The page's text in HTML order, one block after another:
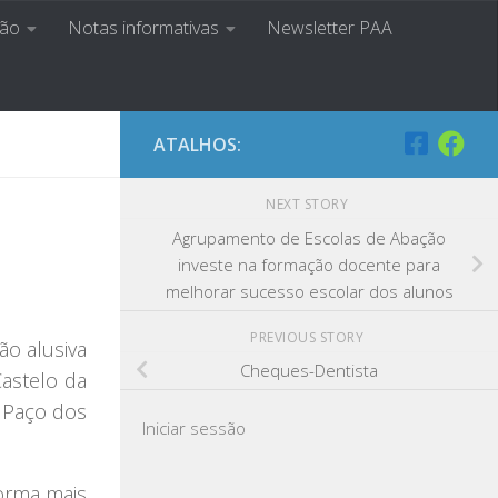
Notas informativas Newsletter PAA
alusiva
da
dos
ATALHOS:
NEXT STORY
Agrupamento de Escolas de Abação
investe na formação docente para
melhorar sucesso escolar dos alunos
PREVIOUS STORY
Cheques-Dentista
Iniciar sessão